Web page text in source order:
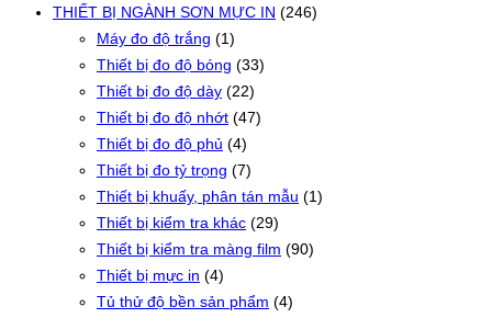
THIẾT BỊ NGÀNH SƠN MỰC IN (246)
Máy đo độ trắng (1)
Thiết bị đo độ bóng (33)
Thiết bị đo độ dày (22)
Thiết bị đo độ nhớt (47)
Thiết bị đo độ phủ (4)
Thiết bị đo tỷ trọng (7)
Thiết bị khuấy, phân tán mẫu (1)
Thiết bị kiểm tra khác (29)
Thiết bị kiểm tra màng film (90)
Thiết bị mực in (4)
Tủ thử độ bền sản phẩm (4)